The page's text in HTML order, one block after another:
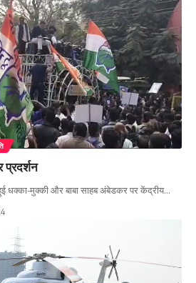
प्रदर्शन
मुक्की और बाबा साहब अंबेडकर पर केंद्रीय…